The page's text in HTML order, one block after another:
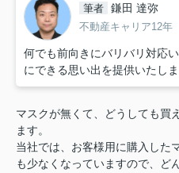
筆者 鎌田 達弥
不動産キャリア12年
何でも前向きにバリバリ対応
にできる思い出を提供いたしま
マスクが無くて、どうしても買
ます。
当社では、お客様用に購入した
も少なくなっていますので、ど